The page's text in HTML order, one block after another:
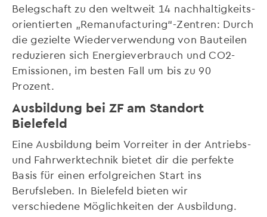
Belegschaft zu den weltweit 14 nachhaltigkeits-
orientierten „Remanufacturing“-Zentren: Durch
die gezielte Wiederverwendung von Bauteilen
reduzieren sich Energieverbrauch und CO2-
Emissionen, im besten Fall um bis zu 90
Prozent.
Ausbildung bei ZF am Standort
Bielefeld
Eine Ausbildung beim Vorreiter in der Antriebs-
und Fahrwerktechnik bietet dir die perfekte
Basis für einen erfolgreichen Start ins
Berufsleben. In Bielefeld bieten wir
verschiedene Möglichkeiten der Ausbildung.